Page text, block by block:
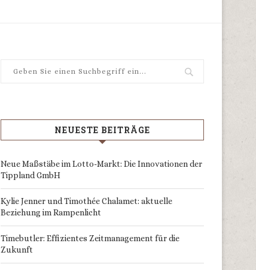
NEUESTE BEITRÄGE
Neue Maßstäbe im Lotto-Markt: Die Innovationen der
Tippland GmbH
Kylie Jenner und Timothée Chalamet: aktuelle
Beziehung im Rampenlicht
Timebutler: Effizientes Zeitmanagement für die
Zukunft